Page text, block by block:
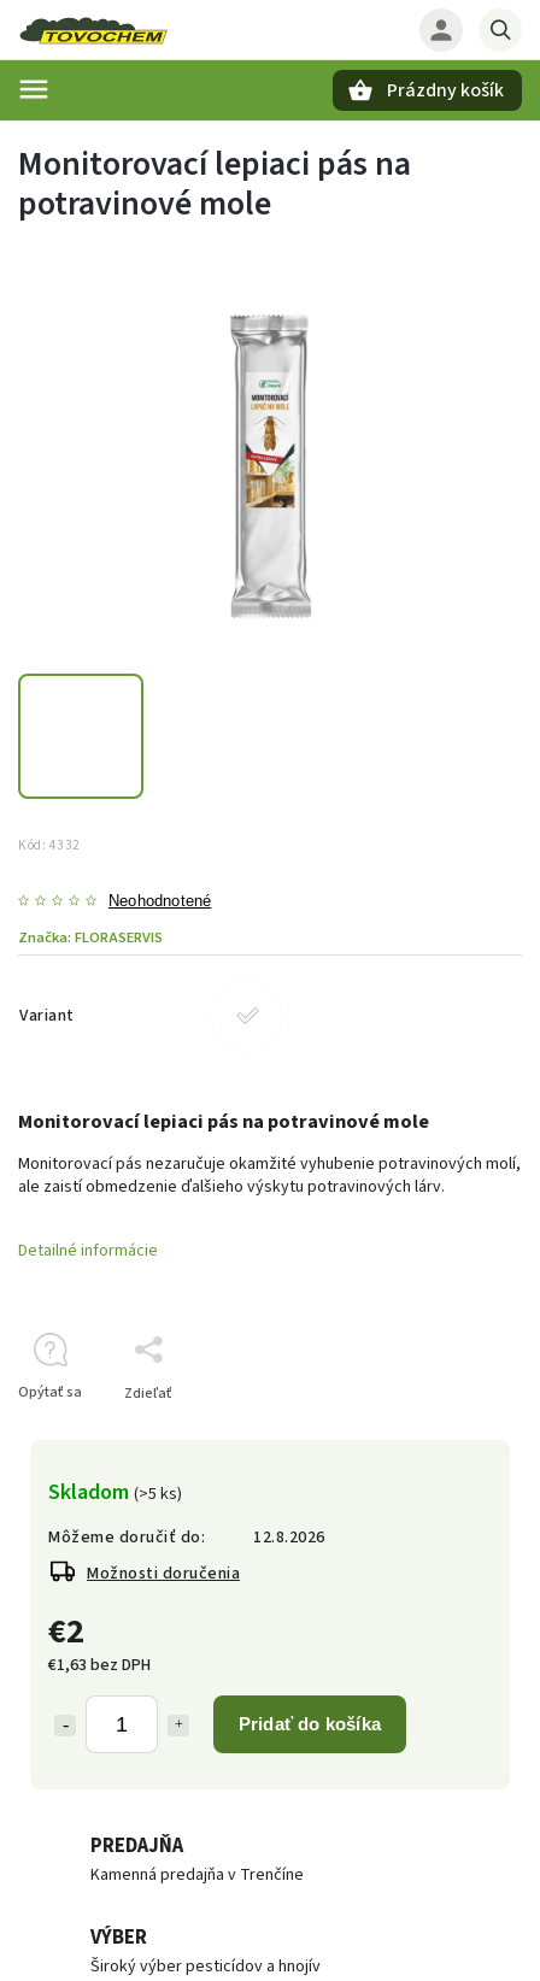
Prázdny košík
Monitorovací lepiaci pás na
potravinové mole
Kód: 4332
Neohodnotené
Značka: FLORASERVIS
Variant
€2
€1,63 bez DPH
Pridať do košíka
Skladom (>5 ks)
Môžeme doručiť do:
12.8.2026
Možnosti doručenia
Monitorovací lepiaci pás na potravinové mole
Monitorovací pás nezaručuje okamžité vyhubenie potravinových molí,
ale zaistí obmedzenie ďalšieho výskytu potravinových lárv.
Detailné informácie
Opýtať sa Zdieľať
PREDAJŇA
Kamenná predajňa v Trenčíne
VÝBER
Široký výber pesticídov a hnojív